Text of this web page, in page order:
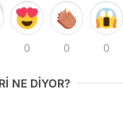
0 0 0
NE DİYOR?